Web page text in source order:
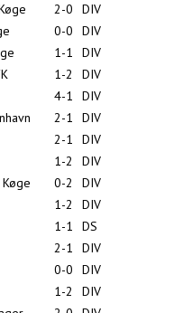
2-0
DIV
0-0
DIV
1-1
DIV
1-2
DIV
4-1
DIV
2-1
DIV
2-1
DIV
1-2
DIV
0-2
DIV
1-2
DIV
1-1
DS
2-1
DIV
0-0
DIV
1-2
DIV